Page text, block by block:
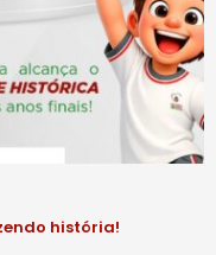
história!